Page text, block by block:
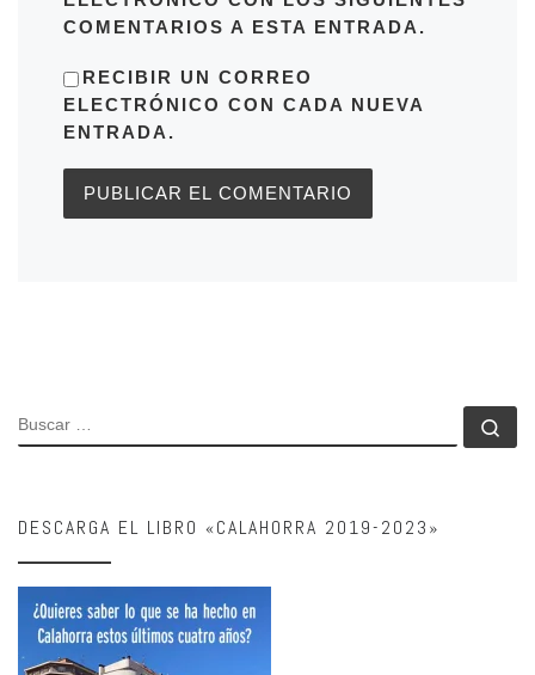
COMENTARIOS A ESTA ENTRADA.
RECIBIR UN CORREO
ELECTRÓNICO CON CADA NUEVA
ENTRADA.
BUSCAR
DESCARGA EL LIBRO «CALAHORRA 2019-2023»